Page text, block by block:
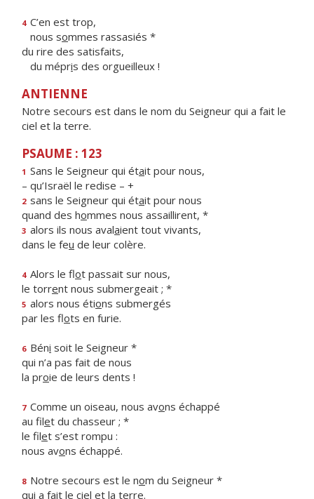
4 C’en est trop,
nous sommes rassasiés *
du rire des satisfaits,
du mépris des orgueilleux !
ANTIENNE
Notre secours est dans le nom du Seigneur qui a fait le
ciel et la terre.
PSAUME : 123
1 Sans le Seigneur qui était pour nous,
– qu’Israël le redise – +
2 sans le Seigneur qui était pour nous
quand des hommes nous assaillirent, *
3 alors ils nous avalaient tout vivants,
dans le feu de leur colère.
4 Alors le flot passait sur nous,
le torrent nous submergeait ; *
5 alors nous étions submergés
par les flots en furie.
6 Béni soit le Seigneur *
qui n’a pas fait de nous
la proie de leurs dents !
7 Comme un oiseau, nous avons échappé
au filet du chasseur ; *
le filet s’est rompu :
nous avons échappé.
8 Notre secours est le nom du Seigneur *
qui a fait le ciel et la terre.